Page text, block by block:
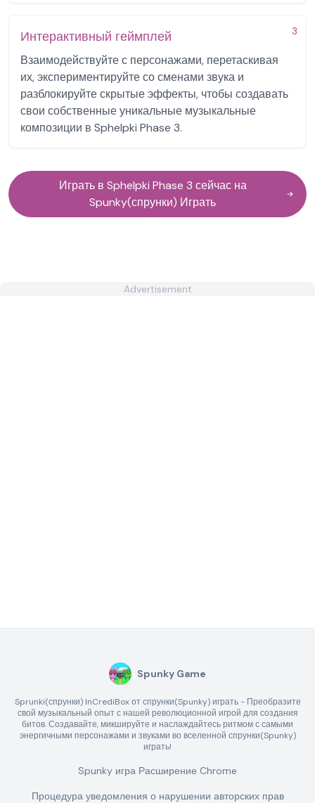
3
Интерактивный геймплей
Взаимодействуйте с персонажами, перетаскивая
их, экспериментируйте со сменами звука и
разблокируйте скрытые эффекты, чтобы создавать
свои собственные уникальные музыкальные
композиции в Sphelpki Phase 3.
Играть в Sphelpki Phase 3 сейчас на
Spunky(спрунки) Играть
Advertisement
Spunky Game
Sprunki(спрунки) InCrediBox от спрунки(Spunky) играть - Преобразите
свой музыкальный опыт с нашей революционной игрой для создания
битов. Создавайте, микшируйте и наслаждайтесь ритмом с самыми
энергичными персонажами и звуками во вселенной спрунки(Spunky)
играть!
Spunky игра Расширение Chrome
Процедура уведомления о нарушении авторских прав